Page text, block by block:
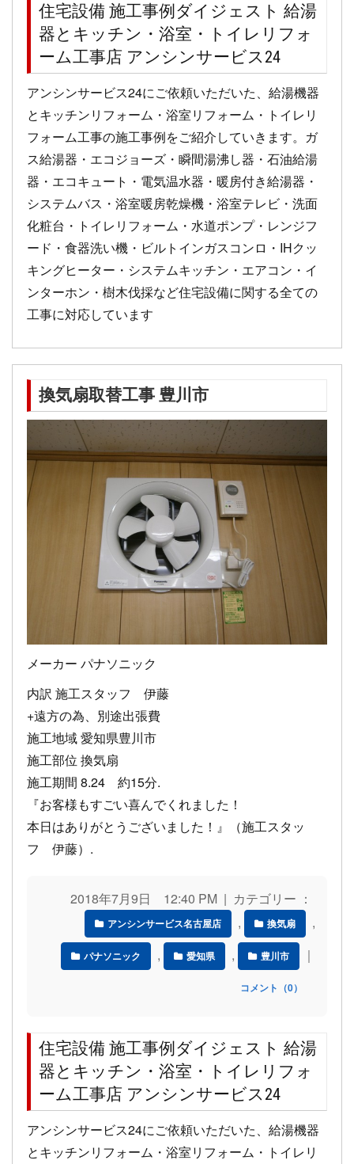
住宅設備 施工事例ダイジェスト 給湯
器とキッチン・浴室・トイレリフォ
ーム工事店 アンシンサービス24
アンシンサービス24にご依頼いただいた、給湯機器
とキッチンリフォーム・浴室リフォーム・トイレリ
フォーム工事の施工事例をご紹介していきます。ガ
ス給湯器・エコジョーズ・瞬間湯沸し器・石油給湯
器・エコキュート・電気温水器・暖房付き給湯器・
システムバス・浴室暖房乾燥機・浴室テレビ・洗面
化粧台・トイレリフォーム・水道ポンプ・レンジフ
ード・食器洗い機・ビルトインガスコンロ・IHクッ
キングヒーター・システムキッチン・エアコン・イ
ンターホン・樹木伐採など住宅設備に関する全ての
工事に対応しています
換気扇取替工事 豊川市
メーカー パナソニック
内訳 施工スタッフ 伊藤
+遠方の為、別途出張費
施工地域 愛知県豊川市
施工部位 換気扇
施工期間 8.24 約15分.
『お客様もすごい喜んでくれました！
本日はありがとうございました！』（施工スタッ
フ 伊藤）.
2018年7月9日 12:40 PM | カテゴリー ：
アンシンサービス名古屋店 , 換気扇 ,
パナソニック , 愛知県 , 豊川市 ｜
コメント（0）
住宅設備 施工事例ダイジェスト 給湯
器とキッチン・浴室・トイレリフォ
ーム工事店 アンシンサービス24
アンシンサービス24にご依頼いただいた、給湯機器
とキッチンリフォーム・浴室リフォーム・トイレリ